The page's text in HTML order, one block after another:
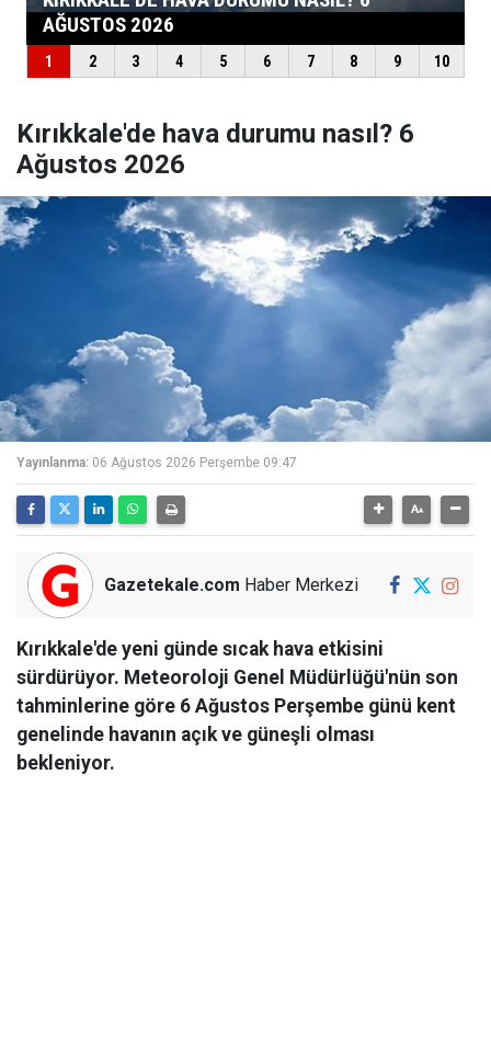
Kırıkkale'de hava durumu nasıl? 6
Ağustos 2026
Yayınlanma: 06 Ağustos 2026 Perşembe 09:47
Gazetekale.com Haber Merkezi
Kırıkkale'de yeni günde sıcak hava etkisini
sürdürüyor. Meteoroloji Genel Müdürlüğü'nün son
tahminlerine göre 6 Ağustos Perşembe günü kent
genelinde havanın açık ve güneşli olması
bekleniyor.